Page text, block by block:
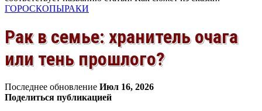
ГОРОСКОПЫРАКИ
Рак в семье: хранитель очага
или тень прошлого?
Последнее обновление Июл 16, 2026
Поделиться публикацией